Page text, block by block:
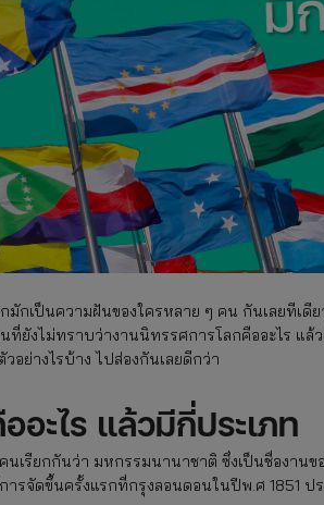
มักเป็นความฝันของใครหลาย ๆ คน กันเลยทีเ
ยังไม่ทราบว่างานนิทรรศการโลกคืออะไร แล้
อย่างไรบ้าง ไปส่องกันเลยดีกว่า
อะไร แล้วมีกี่ประเภท
นเรียกกันว่า มหกรรมนานาชาติ ซึ่งเป็นชื่องาน
รจัดขึ้นครั้งแรกที่กรุงลอนดอนในปีพ.ศ 1851 ป